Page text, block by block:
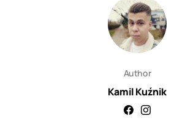
Author
Kamil Kuźnik